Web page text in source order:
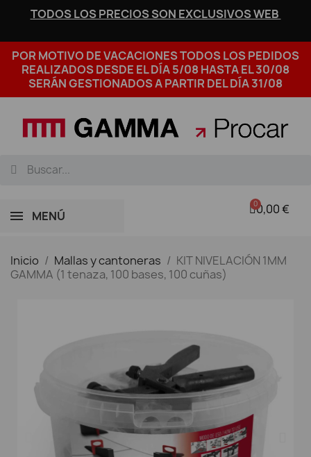
TODOS LOS PRECIOS SON EXCLUSIVOS WEB
POR MOTIVO DE VACACIONES TODOS LOS PEDIDOS
REALIZADOS DESDE EL DÍA 5/08 HASTA EL 30/08
SERÁN GESTIONADOS A PARTIR DEL DÍA 31/08
MENÚ 0,00 €
Inicio Mallas y cantoneras
KIT NIVELACIÓN 1MM
GAMMA (1 tenaza, 100 bases, 100 cuñas)